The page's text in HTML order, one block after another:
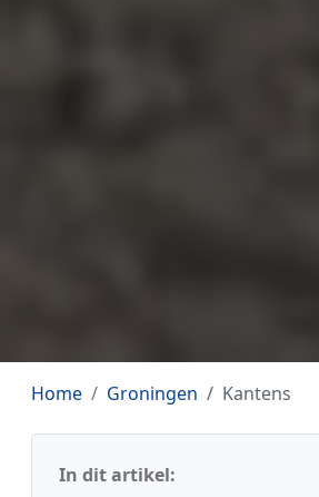
Home Groningen Kantens
In dit artikel: